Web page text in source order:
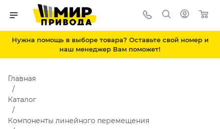
Нужна помощь в выборе товара? Оставьте свой номер и
наш менеджер Вам поможет!
Главная
Каталог
Компоненты линейного перемещения